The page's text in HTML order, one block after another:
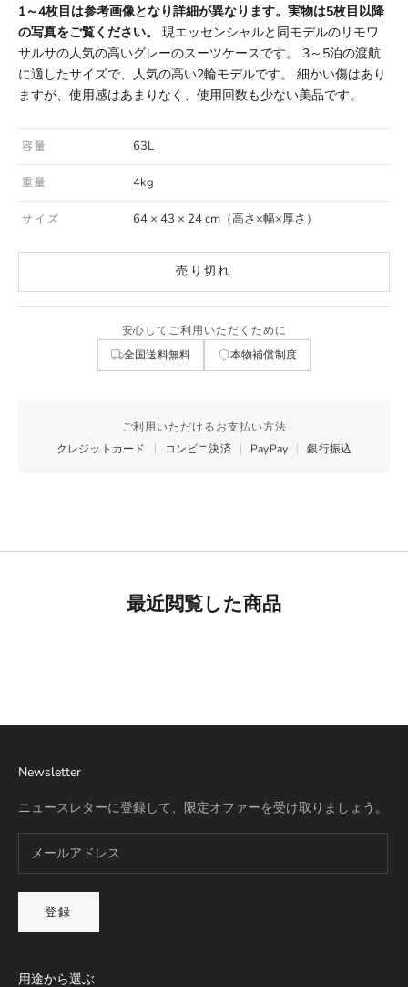
1～4枚目は参考画像となり詳細が異なります。実物は5枚目以降
の写真をご覧ください。
現エッセンシャルと同モデルのリモワ
サルサの人気の高いグレーのスーツケースです。 3～5泊の渡航
に適したサイズで、人気の高い2輪モデルです。 細かい傷はあり
ますが、使用感はあまりなく、使用回数も少ない美品です。
容量 63L
重量 4kg
サイズ 64 × 43 × 24 cm（高さ×幅×厚さ）
売り切れ
安心してご利用いただくために
全国送料無料 本物補償制度
ご利用いただけるお支払い方法
クレジットカード
コンビニ決済 PayPay 銀行振込
最近閲覧した商品
Newsletter
ニュースレターに登録して、限定オファーを受け取りましょう。
登録
用途から選ぶ